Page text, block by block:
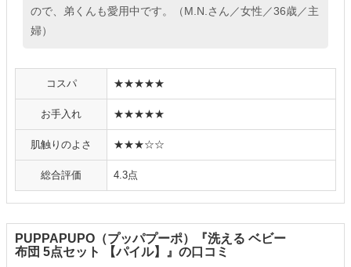
ので、弟くんも愛用中です。（M.N.さん／女性／36歳／主
婦）
コスパ ★★★★★
お手入れ ★★★★★
肌触りのよさ ★★★☆☆
総合評価 4.3点
PUPPAPUPO（プッパプーポ）『洗える ベビー
布団 5点セット 【パイル】』の口コミ